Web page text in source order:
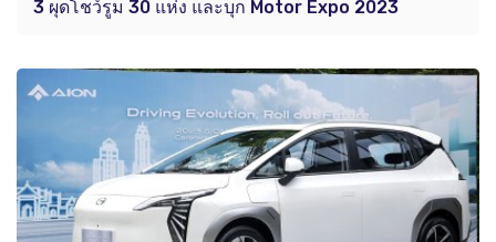
3 ผุดโชว์รูม 30 แห่ง และบุก Motor Expo 2023